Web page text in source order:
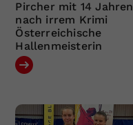
Pircher mit 14 Jahren
nach irrem Krimi
Österreichische
Hallenmeisterin